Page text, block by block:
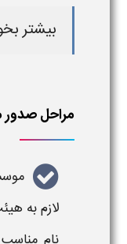
بیشتر
مراحل صدور
لازمبه